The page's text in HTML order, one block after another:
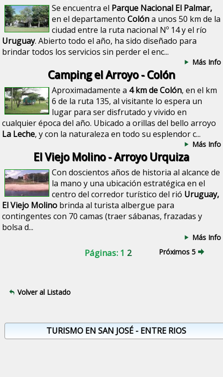
Se encuentra el Parque Nacional El Palmar,
en el departamentoColóna unos 50 km de la
ciudad entre la ruta nacional Nº 14 y el río
Uruguay. Abierto todo el año, ha sido diseñado para
brindar todos los servicios sin perder el enc...
Más Info
Camping el Arroyo - Colón
Aproximadamente a 4 km de Colón, en el km
6 de la ruta 135, al visitante lo espera un
lugar para ser disfrutado y vivido en
cualquier época del año. Ubicado a orillas del bello arroyo
La Leche, y con la naturaleza en todo su esplendor c...
Más Info
El Viejo Molino - Arroyo Urquiza
Con doscientos años de historia al alcance de
la mano y una ubicación estratégica en el
centro del corredor turístico del rió Uruguay,
El Viejo Molino brinda al turista albergue para
contingentes con 70 camas (traer sábanas, frazadas y
bolsa d...
Más Info
Páginas: 1 2 Próximos 5
Volver al Listado
TURISMO EN SAN JOSÉ - ENTRE RIOS